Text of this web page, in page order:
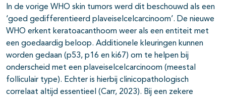
In de vorige WHO skin tumors werd dit beschouwd als een
‘goed gedifferentieerd plaveiselcelcarcinoom’. De nieuwe
WHO erkent keratoacanthoom weer als een entiteit met
een goedaardig beloop. Additionele kleuringen kunnen
worden gedaan (p53, p16 en ki67) om te helpen bij
onderscheid met een plaveiselcelcarcinoom (meestal
folliculair type). Echter is hierbij clinicopathologisch
correlaat altijd essentieel (Carr, 2023). Bij een zekere